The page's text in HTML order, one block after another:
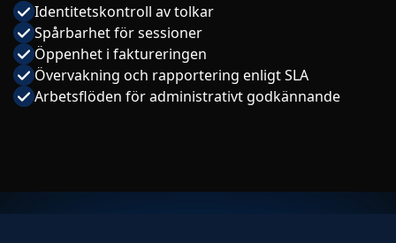
Identitetskontroll av tolkar
Spårbarhet för sessioner
Öppenhet i faktureringen
Övervakning och rapportering enligt SLA
Arbetsflöden för administrativt godkännande